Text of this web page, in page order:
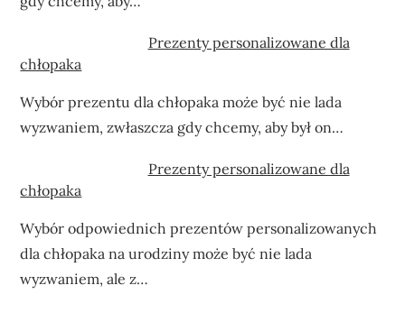
Prezenty personalizowane dla
chłopaka
Wybór prezentu dla chłopaka może być nie lada
wyzwaniem, zwłaszcza gdy chcemy, aby był on…
Prezenty personalizowane dla
chłopaka
Wybór odpowiednich prezentów personalizowanych
dla chłopaka na urodziny może być nie lada
wyzwaniem, ale z…